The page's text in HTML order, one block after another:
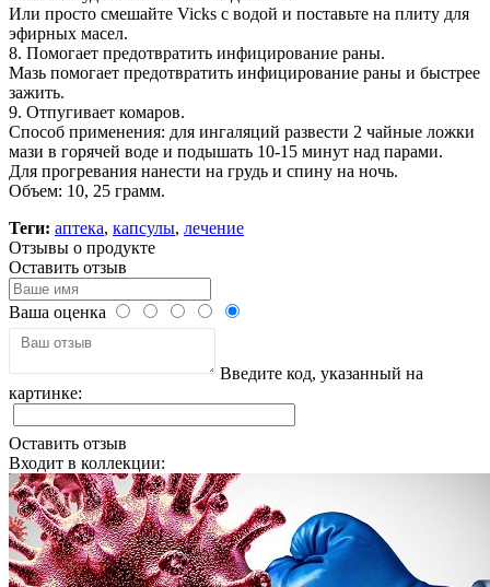
Или просто смешайте Vicks с водой и поставьте на плиту для
эфирных масел.
8. Помогает предотвратить инфицирование раны.
Мазь помогает предотвратить инфицирование раны и быстрее
зажить.
9. Отпугивает комаров.
Способ применения: для ингаляций развести 2 чайные ложки
мази в горячей воде и подышать 10-15 минут над парами.
Для прогревания нанести на грудь и спину на ночь.
Объем: 10, 25 грамм.
Теги: аптека, капсулы, лечение
Отзывы о продукте
Оставить отзыв
Ваша оценка
Введите код, указанный на
картинке:
Оставить отзыв
Входит в коллекции: